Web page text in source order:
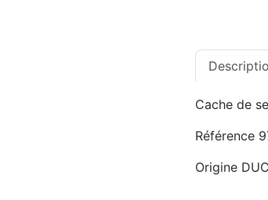
Cache de
Référence
Origine